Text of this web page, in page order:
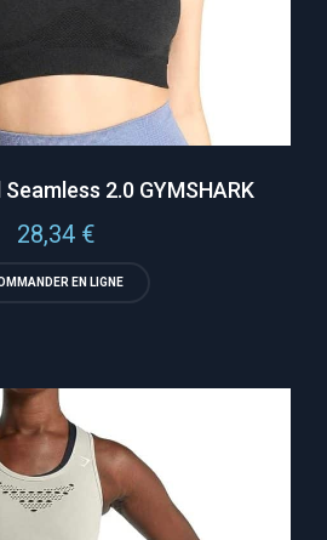
2.0 GYMSHARK
28,34 €
EN LIGNE